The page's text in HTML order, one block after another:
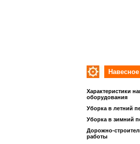
Характеристики
оборудования
Уборка в летний
Уборка в зимний
Дорожно-
работы